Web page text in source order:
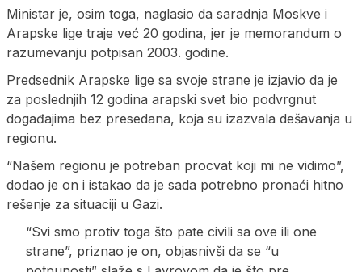
Ministar je, osim toga, naglasio da saradnja Moskve i
Arapske lige traje već 20 godina, jer je memorandum o
razumevanju potpisan 2003. godine.
Predsednik Arapske lige sa svoje strane je izjavio da je
za poslednjih 12 godina arapski svet bio podvrgnut
događajima bez presedana, koja su izazvala dešavanja u
regionu.
“Našem regionu je potreban procvat koji mi ne vidimo”,
dodao je on i istakao da je sada potrebno pronaći hitno
rešenje za situaciji u Gazi.
“Svi smo protiv toga što pate civili sa ove ili one
strane”, priznao je on, objasnivši da se “u